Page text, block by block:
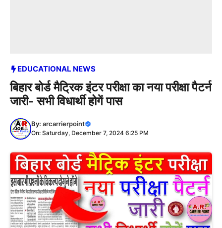
EDUCATIONAL NEWS
बिहार बोर्ड मैट्रिक इंटर परीक्षा का नया परीक्षा पैटर्न
जारी- सभी विधार्थी होगें पास
By: arcarrierpoint
On: Saturday, December 7, 2024 6:25 PM